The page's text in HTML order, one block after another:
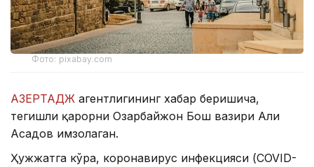
Фото: pixabay.com
АЗЕРТАДЖ агентлигининг хабар беришича,
тегишли қарорни Озарбайжон Бош вазири Али
Асадов имзолаган.
Ҳужжатга кўра, коронавирус инфекцияси (COVID-